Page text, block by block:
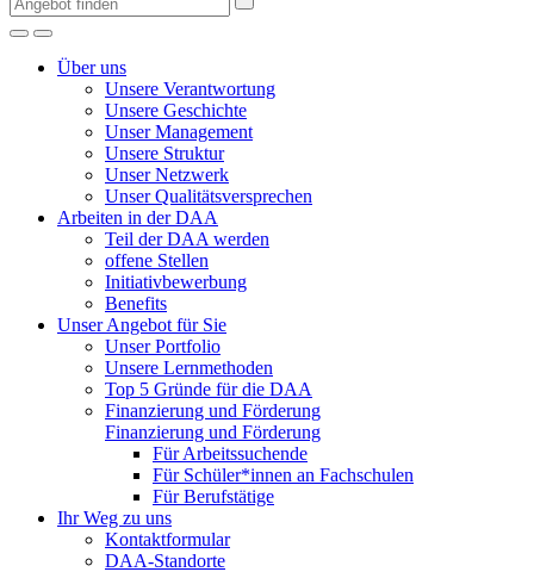
Über uns
Unsere Verantwortung
Unsere Geschichte
Unser Management
Unsere Struktur
Unser Netzwerk
Unser Qualitätsversprechen
Arbeiten in der DAA
Teil der DAA werden
offene Stellen
Initiativbewerbung
Benefits
Unser Angebot für Sie
Unser Portfolio
Unsere Lernmethoden
Top 5 Gründe für die DAA
Finanzierung und Förderung
Finanzierung und Förderung
Für Arbeitssuchende
Für Schüler*innen an Fachschulen
Für Berufstätige
Ihr Weg zu uns
Kontaktformular
DAA-Standorte